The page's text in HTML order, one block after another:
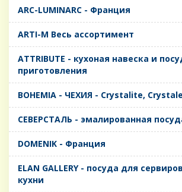
ARC-LUMINARC - Франция
ARTI-M Весь ассортимент
ATTRIBUTE - кухоная навеска и
приготовления
BOHEMIA - ЧЕХИЯ - Crystalite,
CЕВЕРСТАЛЬ - эмалированная
DOMENIK - Франция
ELAN GALLERY - посуда для
кухни